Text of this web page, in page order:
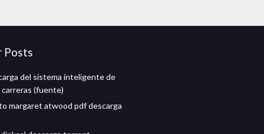
Posts
del sistema inteligente de
(fuente)
margaret atwood pdf descarga